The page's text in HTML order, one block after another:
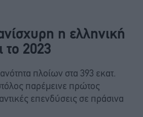
η ελληνική
το 2023
πλοίων στα 393 εκατ.
παρέμεινε πρώτος
επενδύσεις σε πράσινα